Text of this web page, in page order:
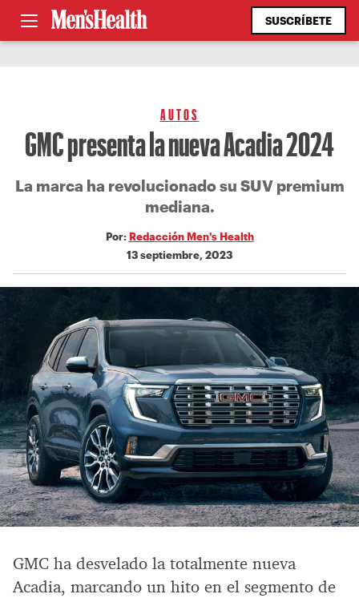
SUSCRÍBETE
AUTOS
GMC presenta la nueva Acadia 2024
La marca ha revolucionado su SUV premium
mediana.
Por: Redacción Men's Health
13 septiembre, 2023
GMC ha desvelado la totalmente nueva
Acadia, marcando un hito en el segmento de